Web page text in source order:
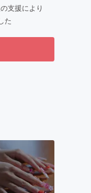
支援により
た